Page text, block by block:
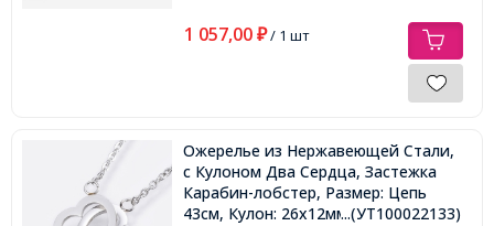
1 057,00 ₽/ 1 шт
Ожерелье из Нержавеющей Стали,
с Кулоном Два Сердца, Застежка
Карабин-лобстер, Размер: Цепь
43см, Кулон: 26x12мм,...(УТ100022133)